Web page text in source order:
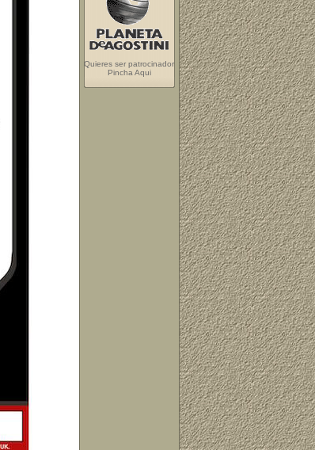
Quieres ser patrocinador
Pincha Aqui